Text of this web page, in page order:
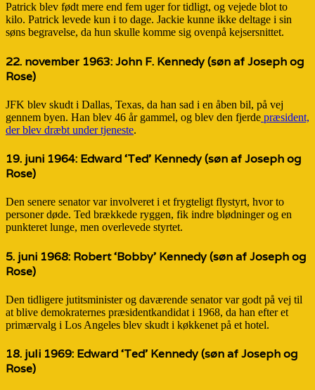
Patrick blev født mere end fem uger for tidligt, og vejede blot to
kilo. Patrick levede kun i to dage. Jackie kunne ikke deltage i sin
søns begravelse, da hun skulle komme sig ovenpå kejsersnittet.
22. november 1963:John F. Kennedy(søn af Joseph og
Rose)
JFK blev skudt i Dallas, Texas, da han sad i en åben bil, på vej
gennem byen. Han blev 46 år gammel, og blev den fjerde præsident,
der blev dræbt under tjeneste.
19. juni 1964: Edward ‘Ted’ Kennedy(søn af Joseph og
Rose)
Den senere senator var involveret i et frygteligt flystyrt, hvor to
personer døde. Ted brækkede ryggen, fik indre blødninger og en
punkteret lunge, men overlevede styrtet.
5. juni 1968: Robert ‘Bobby’ Kennedy(søn af Joseph og
Rose)
Den tidligere jutitsminister og daværende senator var godt på vej til
at blive demokraternes præsidentkandidat i 1968, da han efter et
primærvalg i Los Angeles blev skudt i køkkenet på et hotel.
18. juli 1969: Edward ‘Ted’ Kennedy(søn af Joseph og
Rose)